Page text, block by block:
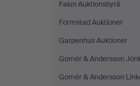
Falun Auktionsbyrå
Formstad Auktioner
Garpenhus Auktioner
Gomér & Andersson
Gomér & Andersson